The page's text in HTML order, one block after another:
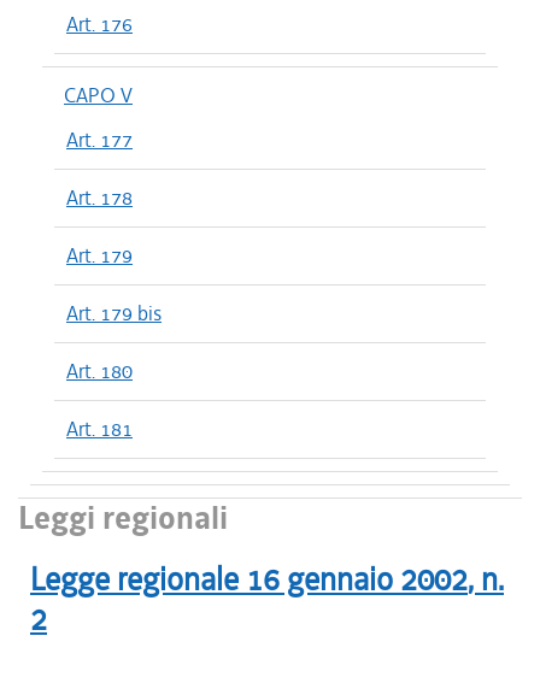
Art. 176
CAPO V
Art. 177
Art. 178
Art. 179
Art. 179 bis
Art. 180
Art. 181
Leggi regionali
Legge regionale 16 gennaio 2002, n.
2